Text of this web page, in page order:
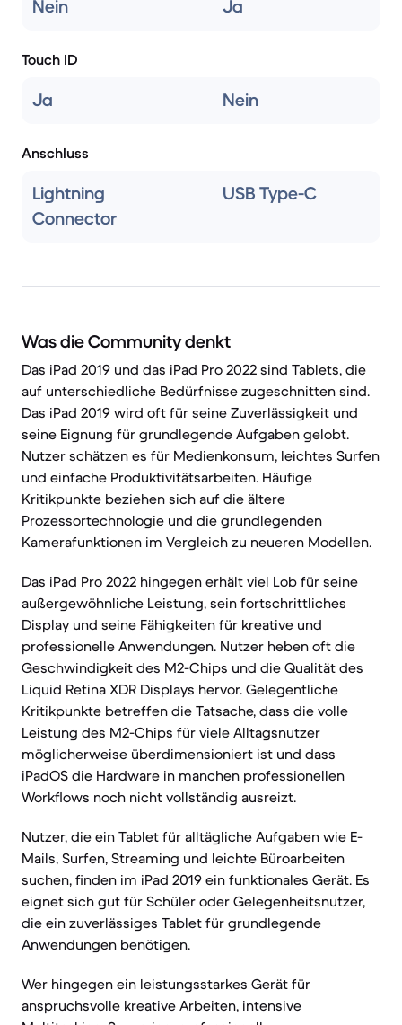
Nein Ja
Touch ID
Ja Nein
Anschluss
Lightning
Connector
USB Type-C
Was die Community denkt
Das iPad 2019 und das iPad Pro 2022 sind Tablets, die
auf unterschiedliche Bedürfnisse zugeschnitten sind.
Das iPad 2019 wird oft für seine Zuverlässigkeit und
seine Eignung für grundlegende Aufgaben gelobt.
Nutzer schätzen es für Medienkonsum, leichtes Surfen
und einfache Produktivitätsarbeiten. Häufige
Kritikpunkte beziehen sich auf die ältere
Prozessortechnologie und die grundlegenden
Kamerafunktionen im Vergleich zu neueren Modellen.
Das iPad Pro 2022 hingegen erhält viel Lob für seine
außergewöhnliche Leistung, sein fortschrittliches
Display und seine Fähigkeiten für kreative und
professionelle Anwendungen. Nutzer heben oft die
Geschwindigkeit des M2-Chips und die Qualität des
Liquid Retina XDR Displays hervor. Gelegentliche
Kritikpunkte betreffen die Tatsache, dass die volle
Leistung des M2-Chips für viele Alltagsnutzer
möglicherweise überdimensioniert ist und dass
iPadOS die Hardware in manchen professionellen
Workflows noch nicht vollständig ausreizt.
Nutzer, die ein Tablet für alltägliche Aufgaben wie E-
Mails, Surfen, Streaming und leichte Büroarbeiten
suchen, finden im iPad 2019 ein funktionales Gerät. Es
eignet sich gut für Schüler oder Gelegenheitsnutzer,
die ein zuverlässiges Tablet für grundlegende
Anwendungen benötigen.
Wer hingegen ein leistungsstarkes Gerät für
anspruchsvolle kreative Arbeiten, intensive